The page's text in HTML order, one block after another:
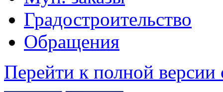
Градостроительство
Обращения
Перейти к полной версии